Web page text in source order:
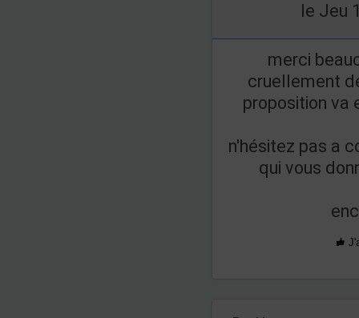
le Jeu
merci
cruellement
proposition va
n'hésitez pas a
qui vous